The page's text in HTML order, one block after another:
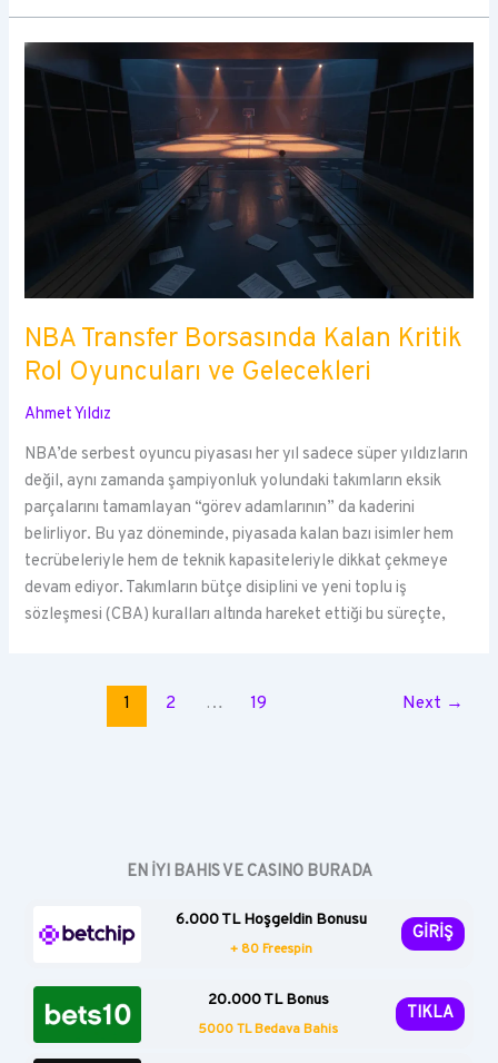
NBA Transfer Borsasında Kalan Kritik
Rol Oyuncuları ve Gelecekleri
Ahmet Yıldız
NBA’de serbest oyuncu piyasası her yıl sadece süper yıldızların
değil, aynı zamanda şampiyonluk yolundaki takımların eksik
parçalarını tamamlayan “görev adamlarının” da kaderini
belirliyor. Bu yaz döneminde, piyasada kalan bazı isimler hem
tecrübeleriyle hem de teknik kapasiteleriyle dikkat çekmeye
devam ediyor. Takımların bütçe disiplini ve yeni toplu iş
sözleşmesi (CBA) kuralları altında hareket ettiği bu süreçte,
1 2 … 19 Next →
EN İYI BAHIS VE CASINO BURADA
6.000 TL Hoşgeldin Bonusu
+ 80 Freespin
GİRİŞ
20.000 TL Bonus
5000 TL Bedava Bahis
TIKLA